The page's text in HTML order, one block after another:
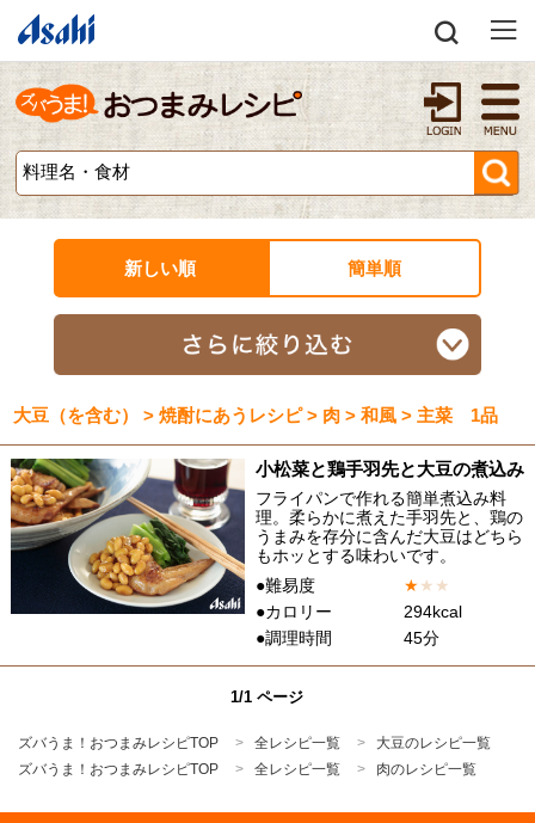
新しい順 簡単順
大豆（を含む） > 焼酎にあうレシピ > 肉 > 和風 > 主菜 1品
小松菜と鶏手羽先と大豆の煮込み
フライパンで作れる簡単煮込み料
理。柔らかに煮えた手羽先と、鶏の
うまみを存分に含んだ大豆はどちら
もホッとする味わいです。
●難易度
★★ ★
●カロリー
294kcal
●調理時間
45分
1/1 ページ
ズバうま！おつまみレシピTOP 全レシピ一覧
大豆のレシピ一覧
ズバうま！おつまみレシピTOP
全レシピ一覧 肉のレシピ一覧